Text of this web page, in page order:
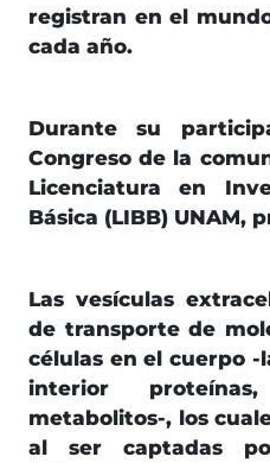
registran en el
cada año.
Durante su
Congreso de la
Licenciatura en
Básica (LIBB) UNAM,
Las vesículas
de transporte de
células en el cuerpo -
interior
metabolitos-, los
al ser captadas